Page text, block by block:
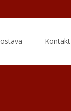
Kontakt